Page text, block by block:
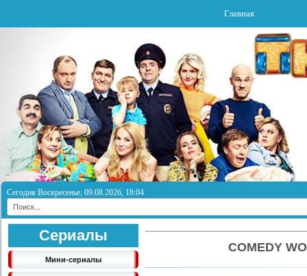
Главная
Сегодня Воскресенье, 09.08.2026, 18:04
Сериалы
Мини-сериалы
COMEDY